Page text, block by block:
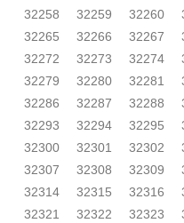
32258
32259 32260
32265
32266 32267
32272
32273 32274
32279
32280 32281
32286
32287 32288
32293
32294 32295
32300
32301 32302
32307
32308 32309
32314
32315 32316
32321
32322 32323